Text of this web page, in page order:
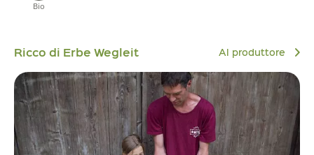
Bio
Ricco di Erbe Wegleit Al produttore